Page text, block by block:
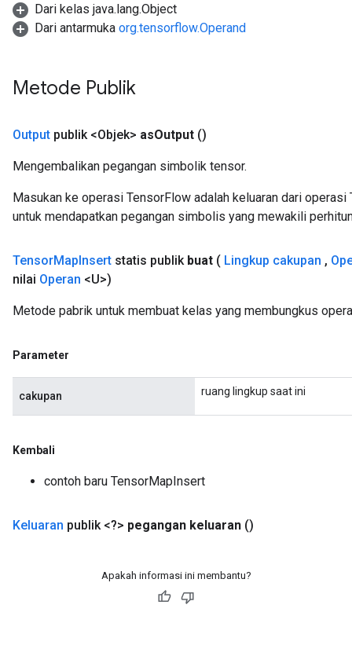
Dari kelas java.lang.Object
Dari antarmuka org.tensorflow.Operand
Metode Publik
Output publik <Objek> asOutput ()
Mengembalikan pegangan simbolik tensor.
Masukan ke operasi TensorFlow adalah keluaran dari
untuk mendapatkan pegangan simbolis yang mewakili
TensorMapInsert statis publik buat ( Lingkup cakupan ,
nilai Operan <U>)
Metode pabrik untuk membuat kelas yang membungkus
Parameter
cakupan ruang lingkup saat ini
Kembali
contoh baru TensorMapInsert
Keluaran publik <?> pegangan keluaran ()
Apakah informasi ini membantu?